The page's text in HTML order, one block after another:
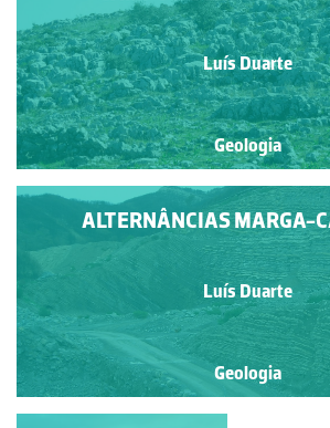
Luís Duarte
Geologia
ALTERNÂNCIAS MARGA-
Luís Duarte
Geologia